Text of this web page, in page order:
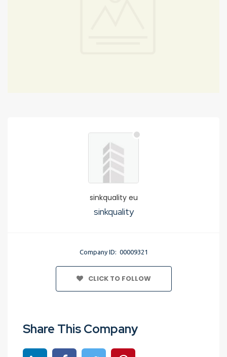
sinkquality eu
sinkquality
Company ID: 00009321
CLICK TO FOLLOW
Share This Company
Share on linkedinShare on Facebook
Share on TwitterShare on Pinterest